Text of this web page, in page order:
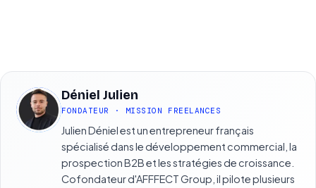
DJ
Déniel Julien
FONDATEUR · MISSION FREELANCES
Julien Déniel est un entrepreneur français
spécialisé dans le développement commercial, la
prospection B2B et les stratégies de croissance.
Cofondateur d'AFFFECT Group, il pilote plusieurs